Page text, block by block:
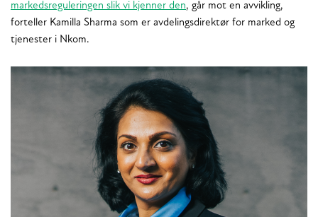
markedsreguleringen slik vi kjenner den, går mot en avvikling,
forteller Kamilla Sharma som er avdelingsdirektør for marked og
tjenester i Nkom.